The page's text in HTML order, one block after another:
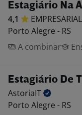
Estagiário Na
4,1 EMPRESARIAL
Porto Alegre - RS
A combinar
Estagiário De TI
AstoriaIT
Porto Alegre - RS